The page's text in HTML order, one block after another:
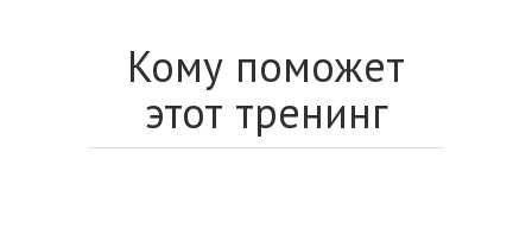
Кому поможет
этот тренинг